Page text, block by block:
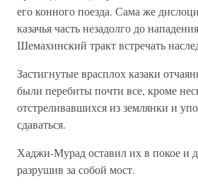
его конного поезда. Сама же
казачья часть незадолго до
Шемахинский тракт встречать
Застигнутые врасплох казаки
были перебиты почти все, кроме
отстреливавшихся из землянки и
сдаваться.
Хаджи-Мурад оставил их в покое и
разрушив за собой мост.